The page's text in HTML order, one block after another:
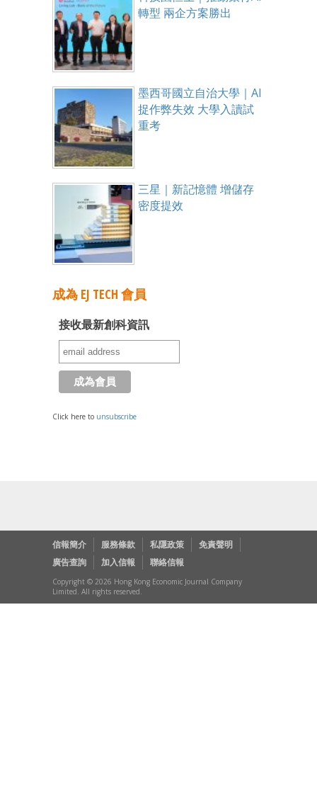
轉型 兩企方案勝出
墨西哥國立自治大學｜AI
捉作弊失效 大學入讀試
重考
三星｜新記憶體 增儲存
密度提效
成為 EJ TECH 會員
接收最新創科資訊
Click here to unsubscribe
信報簡介 服務條款 私隱政策
免責聲明
廣告查詢
加入信報 聯絡信報
Copyright © 2026 Hong Kong Economic Journal Company
Limited. All rights reserved.